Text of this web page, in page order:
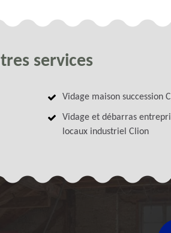
services
Vidage maison succession
Vidage et débarras
locaux industriel Clion